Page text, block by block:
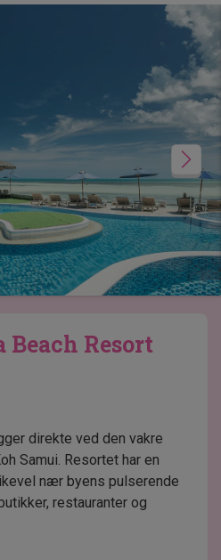
Beach Resort
direkte ved den vakre
Samui. Resortet har en
nær byens pulserende
restauranter og